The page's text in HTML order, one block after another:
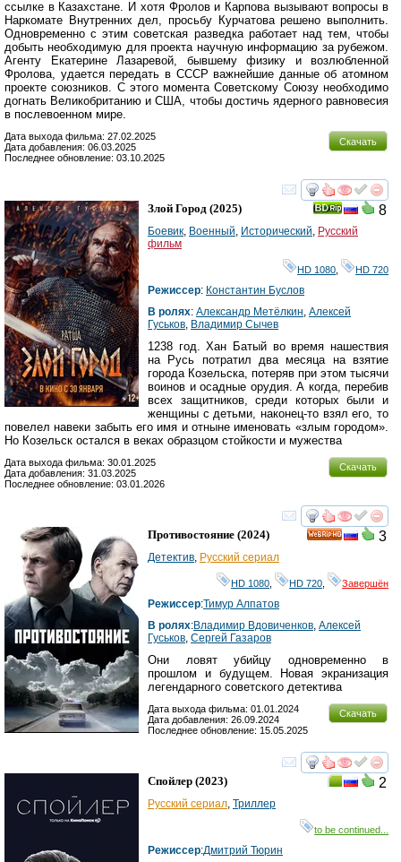
ссылке в Казахстане. И хотя Фролов и Карпова вызывают вопросы в
Наркомате Внутренних дел, просьбу Курчатова решено выполнить.
Одновременно с этим советская разведка работает над тем, чтобы
добыть необходимую для проекта научную информацию за рубежом.
Агенту Екатерине Лазаревой, бывшему физику и возлюбленной
Фролова, удается передать в СССР важнейшие данные об атомном
проекте союзников. С этого момента Советскому Союзу необходимо
догнать Великобританию и США, чтобы достичь ядерного равновесия
в послевоенном мире.
Скачать
Дата выхода фильма: 27.02.2025
Дата добавления: 06.03.2025
Последнее обновление: 03.10.2025
смотреть
8
Злой Город (2025)
Боевик, Военный, Исторический, Русский
фильм
HD 1080 HD 720
Режиссер: Константин Буслов
В ролях: Александр Метёлкин, Алексей
Гуськов, Владимир Сычев
1238 год. Хан Батый во время нашествия
на Русь потратил два месяца на взятие
города Козельска, потеряв при этом тысячи
воинов и осадные орудия. А когда, перебив
всех защитников, среди которых были и
женщины с детьми, наконец-то взял его, то
повелел навеки забыть его имя и отныне именовать «злым городом».
Но Козельск остался в веках образцом стойкости и мужества
Скачать
Дата выхода фильма: 30.01.2025
Дата добавления: 31.03.2025
Последнее обновление: 03.01.2026
смотреть
3
Противостояние (2024)
Детектив, Русский сериал
HD 1080 HD 720 Завершён
Режиссер:Тимур Алпатов
В ролях:Владимир Вдовиченков, Алексей
Гуськов, Сергей Газаров
Они ловят убийцу одновременно в
прошлом и будущем. Новая экранизация
легендарного советского детектива
Скачать
Дата выхода фильма: 01.01.2024
Дата добавления: 26.09.2024
Последнее обновление: 15.05.2025
смотреть
2
Спойлер (2023)
Русский сериал Триллер
to be continued...
Режиссер:Дмитрий Тюрин